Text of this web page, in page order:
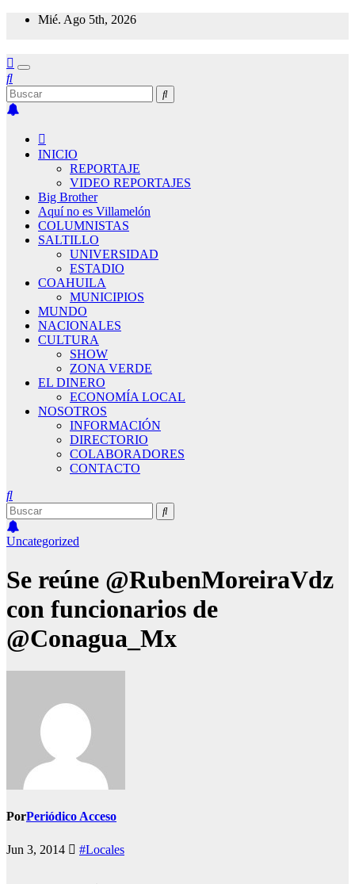
Saltar
Mié. Ago 5th, 2026
INICIO
REPORTAJE
VIDEO REPORTAJES
Big Brother
Aquí no es Villamelón
COLUMNISTAS
SALTILLO
UNIVERSIDAD
ESTADIO
COAHUILA
MUNICIPIOS
MUNDO
NACIONALES
CULTURA
SHOW
ZONA VERDE
EL DINERO
ECONOMÍA LOCAL
NOSOTROS
INFORMACIÓN
DIRECTORIO
COLABORADORES
CONTACTO
Uncategorized
Se reúne @RubenMoreiraVdz
con funcionarios de
@Conagua_Mx
PorPeriódico Acceso
Jun 3, 2014 #Locales